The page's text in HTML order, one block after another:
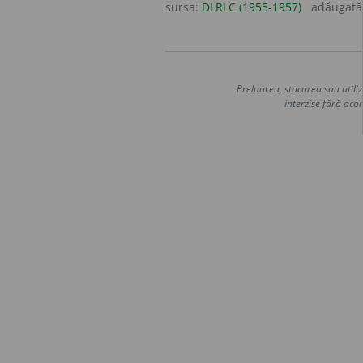
sursa: DLRLC (1955-1957) adăugată
Preluarea, stocarea sau
interzise fără